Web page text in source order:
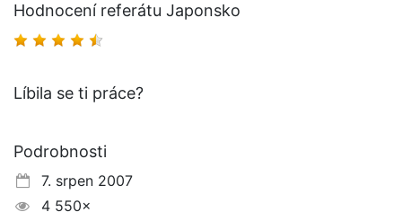
Hodnocení referátu Japonsko
Líbila se ti práce?
Podrobnosti
7. srpen 2007
4 550×